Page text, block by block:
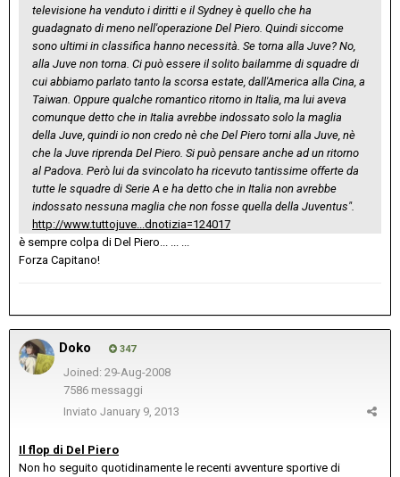
televisione ha venduto i diritti e il Sydney è quello che ha
guadagnato di meno nell'operazione Del Piero. Quindi siccome
sono ultimi in classifica hanno necessità. Se torna alla Juve? No,
alla Juve non torna. Ci può essere il solito bailamme di squadre di
cui abbiamo parlato tanto la scorsa estate, dall'America alla Cina, a
Taiwan. Oppure qualche romantico ritorno in Italia, ma lui aveva
comunque detto che in Italia avrebbe indossato solo la maglia
della Juve, quindi io non credo nè che Del Piero torni alla Juve, nè
che la Juve riprenda Del Piero. Si può pensare anche ad un ritorno
al Padova. Però lui da svincolato ha ricevuto tantissime offerte da
tutte le squadre di Serie A e ha detto che in Italia non avrebbe
indossato nessuna maglia che non fosse quella della Juventus".
http://www.tuttojuve...dnotizia=124017
è sempre colpa di Del Piero... ... ...
Forza Capitano!
Doko 347
Joined: 29-Aug-2008
7586 messaggi
Inviato January 9, 2013
Il flop di Del Piero
Non ho seguito quotidinamente le recenti avventure sportive di